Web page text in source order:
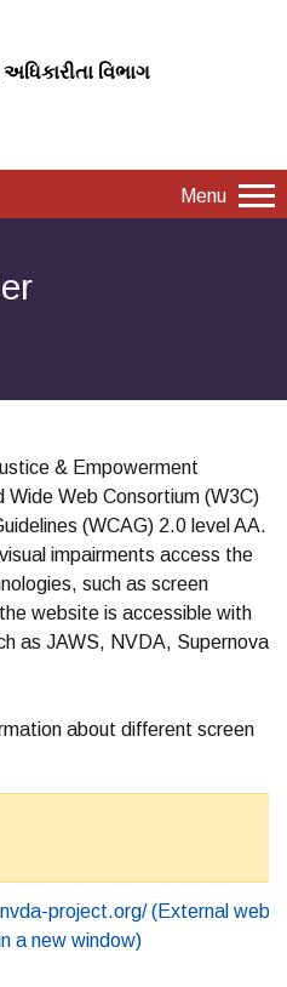
વિભાગ
Menu
& Empowerment
Web Consortium (W3C)
(WCAG) 2.0 level AA.
impairments access the
such as screen
website is accessible with
as JAWS, NVDA, Supernova
about different screen
project.org/ (External
a new window)